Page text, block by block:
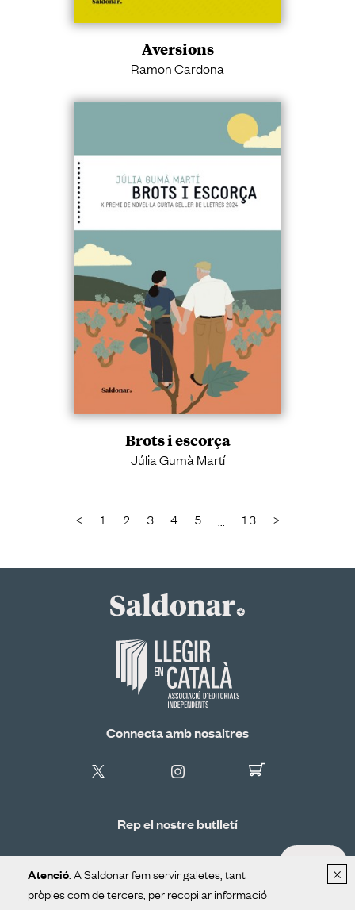
Aversions
Ramon Cardona
Brots i escorça
Júlia Gumà Martí
< 1 2 3 4 5 ... 13 >
Connecta amb nosaltres
Rep el nostre butlletí
×
Atenció: A Saldonar fem servir galetes, tant
pròpies com de tercers, per recopilar informació